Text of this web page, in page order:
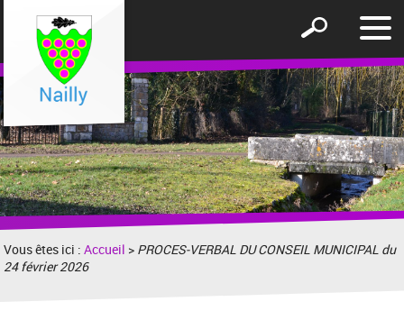
le
Afficher
formulaire
de
recherche
Vous êtes ici :Accueil > PROCES-VERBAL DU CONSEIL MUNICIPAL du
24 février 2026